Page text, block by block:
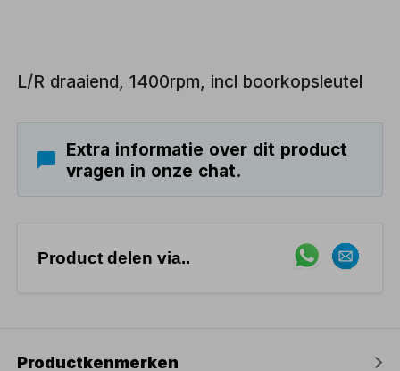
L/R draaiend, 1400rpm, incl boorkopsleutel
Extra informatie over dit product
vragen in onze chat.
Product delen via..
Productkenmerken